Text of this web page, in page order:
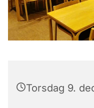
Torsdag 9.